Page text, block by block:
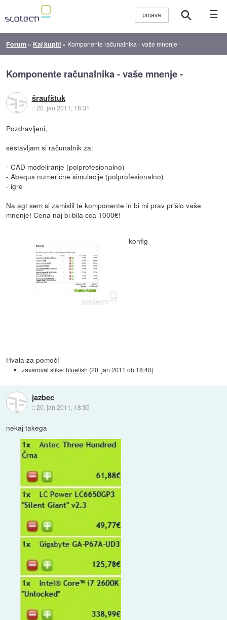
☰
Forum » Kaj kupiti » Komponente računalnika - vaše mnenje -
Komponente računalnika - vaše mnenje -
šraufštuk
::20. jan 2011, 18:31
Pozdravljeni,
sestavljam si računalnik za:
- CAD modeliranje (polprofesionalno)
- Abaqus numerične simulacije (polprofesionalno)
- igre
Na agt sem si zamislil te komponente in bi mi prav prišlo vaše
mnenje! Cena naj bi bila cca 1000€!
konfig
Hvala za pomoč!
zavaroval slike:bluefish (20. jan 2011 ob 18:40)
jazbec
::20. jan 2011, 18:35
nekaj takega